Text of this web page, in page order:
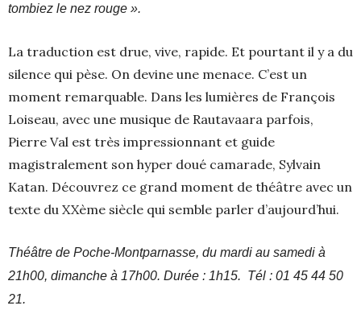
tombiez le nez rouge ».
La traduction est drue, vive, rapide. Et pourtant il y a du
silence qui pèse. On devine une menace. C’est un
moment remarquable. Dans les lumières de François
Loiseau, avec une musique de Rautavaara parfois,
Pierre Val est très impressionnant et guide
magistralement son hyper doué camarade, Sylvain
Katan. Découvrez ce grand moment de théâtre avec un
texte du XXème siècle qui semble parler d’aujourd’hui.
Théâtre de Poche-Montparnasse, du mardi au samedi à
21h00, dimanche à 17h00. Durée : 1h15. Tél : 01 45 44 50
21.